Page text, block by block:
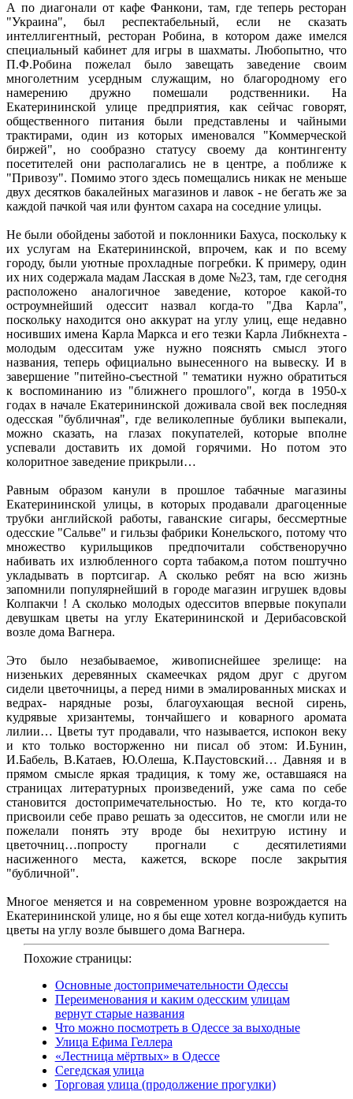
А по диагонали от кафе Фанкони, там, где теперь ресторан
"Украина", был респектабельный, если не сказать
интеллигентный, ресторан Робина, в котором даже имелся
специальный кабинет для игры в шахматы. Любопытно, что
П.Ф.Робина пожелал было завещать заведение своим
многолетним усердным служащим, но благородному его
намерению дружно помешали родственники. На
Екатерининской улице предприятия, как сейчас говорят,
общественного питания были представлены и чайными
трактирами, один из которых именовался "Коммерческой
биржей", но сообразно статусу своему да контингенту
посетителей они располагались не в центре, а поближе к
"Привозу". Помимо этого здесь помещались никак не меньше
двух десятков бакалейных магазинов и лавок - не бегать же за
каждой пачкой чая или фунтом сахара на соседние улицы.
Не были обойдены заботой и поклонники Бахуса, поскольку к
их услугам на Екатерининской, впрочем, как и по всему
городу, были уютные прохладные погребки. К примеру, один
их них содержала мадам Ласская в доме №23, там, где сегодня
расположено аналогичное заведение, которое какой-то
остроумнейший одессит назвал когда-то "Два Карла",
поскольку находится оно аккурат на углу улиц, еще недавно
носивших имена Карла Маркса и его тезки Карла Либкнехта -
молодым одесситам уже нужно пояснять смысл этого
названия, теперь официально вынесенного на вывеску. И в
завершение "питейно-съестной " тематики нужно обратиться
к воспоминанию из "ближнего прошлого", когда в 1950-х
годах в начале Екатерининской доживала свой век последняя
одесская "бубличная", где великолепные бублики выпекали,
можно сказать, на глазах покупателей, которые вполне
успевали доставить их домой горячими. Но потом это
колоритное заведение прикрыли…
Равным образом канули в прошлое табачные магазины
Екатерининской улицы, в которых продавали драгоценные
трубки английской работы, гаванские сигары, бессмертные
одесские "Сальве" и гильзы фабрики Конельского, потому что
множество курильщиков предпочитали собственоручно
набивать их излюбленного сорта табаком,а потом поштучно
укладывать в портсигар. А сколько ребят на всю жизнь
запомнили популярнейший в городе магазин игрушек вдовы
Колпакчи ! А сколько молодых одесситов впервые покупали
девушкам цветы на углу Екатерининской и Дерибасовской
возле дома Вагнера.
Это было незабываемое, живописнейшее зрелище: на
низеньких деревянных скамеечках рядом друг с другом
сидели цветочницы, а перед ними в эмалированных мисках и
ведрах- нарядные розы, благоухающая весной сирень,
кудрявые хризантемы, тончайшего и коварного аромата
лилии… Цветы тут продавали, что называется, испокон веку
и кто только восторженно ни писал об этом: И.Бунин,
И.Бабель, В.Катаев, Ю.Олеша, К.Паустовский… Давняя и в
прямом смысле яркая традиция, к тому же, оставшаяся на
страницах литературных произведений, уже сама по себе
становится достопримечательностью. Но те, кто когда-то
присвоили себе право решать за одесситов, не смогли или не
пожелали понять эту вроде бы нехитрую истину и
цветочниц…попросту прогнали с десятилетиями
насиженного места, кажется, вскоре после закрытия
"бубличной".
Многое меняется и на современном уровне возрождается на
Екатерининской улице, но я бы еще хотел когда-нибудь купить
цветы на углу возле бывшего дома Вагнера.
Похожие страницы:
Основные достопримечательности Одессы
Переименования и каким одесским улицам
вернут старые названия
Что можно посмотреть в Одессе за выходные
Улица Ефима Геллера
«Лестница мёртвых» в Одессе
Сегедская улица
Торговая улица (продолжение прогулки)